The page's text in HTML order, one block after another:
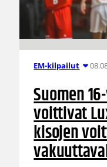
EM-kilpailut
Suomen
voittivat
kisojen